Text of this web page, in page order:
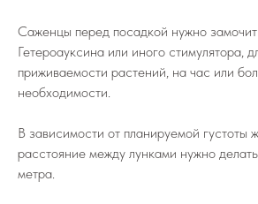
Саженцы перед посадкой нужно
Гетероауксина или иного стимулятора,
приживаемости растений, на час или
необходимости.
В зависимости от планируемой густоты
расстояние между лунками нужно
метра.